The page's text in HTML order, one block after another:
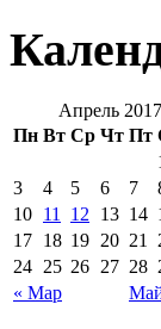
Апрель 2017
Пн Вт Ср Чт Пт
« Мар
3
4 5 6 7
10 11 12 13 14
17 18 19 20 21
24 25 26 27 28